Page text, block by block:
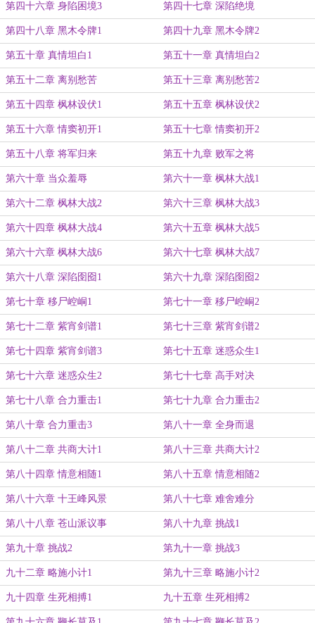
第四十六章 身陷困境3 第四十七章 深陷绝境
第四十八章 黑木令牌1 第四十九章 黑木令牌2
第五十章 真情坦白1 第五十一章 真情坦白2
第五十二章 离别愁苦 第五十三章 离别愁苦2
第五十四章 枫林设伏1 第五十五章 枫林设伏2
第五十六章 情窦初开1 第五十七章 情窦初开2
第五十八章 将军归来 第五十九章 败军之将
第六十章 当众羞辱 第六十一章 枫林大战1
第六十二章 枫林大战2 第六十三章 枫林大战3
第六十四章 枫林大战4 第六十五章 枫林大战5
第六十六章 枫林大战6 第六十七章 枫林大战7
第六十八章 深陷囹囵1 第六十九章 深陷囹囵2
第七十章 移尸崆峒1 第七十一章 移尸崆峒2
第七十二章 紫宵剑谱1 第七十三章 紫宵剑谱2
第七十四章 紫宵剑谱3 第七十五章 迷惑众生1
第七十六章 迷惑众生2 第七十七章 高手对决
第七十八章 合力重击1 第七十九章 合力重击2
第八十章 合力重击3 第八十一章 全身而退
第八十二章 共商大计1 第八十三章 共商大计2
第八十四章 情意相随1 第八十五章 情意相随2
第八十六章 十王峰风景 第八十七章 难舍难分
第八十八章 苍山派议事 第八十九章 挑战1
第九十章 挑战2 第九十一章 挑战3
九十二章 略施小计1 第九十三章 略施小计2
九十四章 生死相搏1 九十五章 生死相搏2